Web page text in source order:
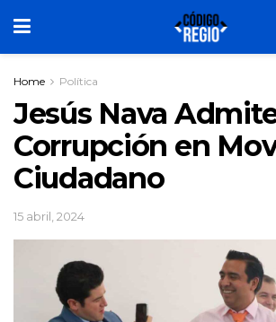
Home Política
Jesús Nava
Corrupción en
Ciudadano
15 abril, 2024